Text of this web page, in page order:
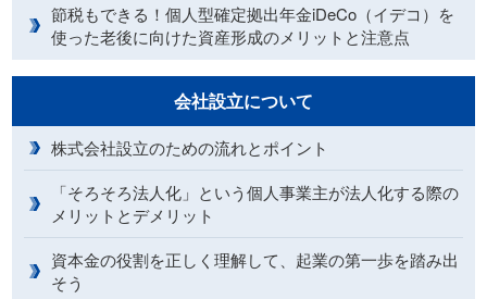
節税もできる！個人型確定拠出年金iDeCo（イデコ）を
使った老後に向けた資産形成のメリットと注意点
会社設立について
株式会社設立のための流れとポイント
「そろそろ法人化」という個人事業主が法人化する際の
メリットとデメリット
資本金の役割を正しく理解して、起業の第一歩を踏み出
そう